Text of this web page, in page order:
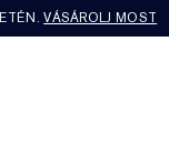
VÁSÁROLJ MOST